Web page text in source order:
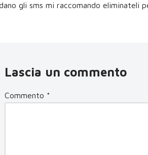
gli sms mi raccomando eliminateli
Lascia un commento
Commento *